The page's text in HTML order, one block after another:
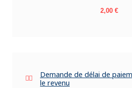
Prix
2,00 €
Demande de délai de
le revenu